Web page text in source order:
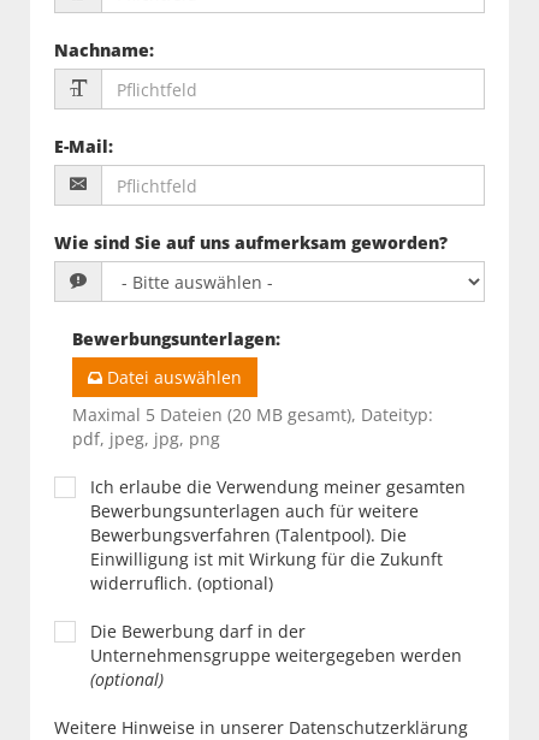
Nachname:
E-Mail:
Wie sind Sie auf uns aufmerksam geworden?
Bewerbungsunterlagen:
Datei auswählen
Maximal 5 Dateien (20 MB gesamt), Dateityp:
pdf, jpeg, jpg, png
Ich erlaube die Verwendung meiner gesamten
Bewerbungsunterlagen auch für weitere
Bewerbungsverfahren (Talentpool). Die
Einwilligung ist mit Wirkung für die Zukunft
widerruflich. (optional)
Die Bewerbung darf in der
Unternehmensgruppe weitergegeben werden
(optional)
Weitere Hinweise in unserer Datenschutzerklärung